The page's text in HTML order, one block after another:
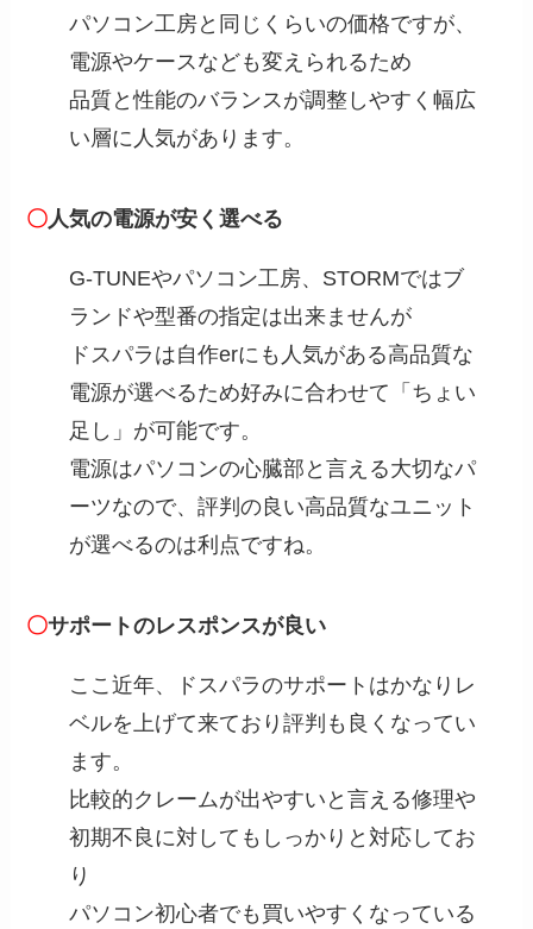
パソコン工房と同じくらいの価格ですが、
電源やケースなども変えられるため
品質と性能のバランスが調整しやすく幅広
い層に人気があります。
〇人気の電源が安く選べる
G-TUNEやパソコン工房、STORMではブ
ランドや型番の指定は出来ませんが
ドスパラは自作erにも人気がある高品質な
電源が選べるため好みに合わせて「ちょい
足し」が可能です。
電源はパソコンの心臓部と言える大切なパ
ーツなので、評判の良い高品質なユニット
が選べるのは利点ですね。
〇サポートのレスポンスが良い
ここ近年、ドスパラのサポートはかなりレ
ベルを上げて来ており評判も良くなってい
ます。
比較的クレームが出やすいと言える修理や
初期不良に対してもしっかりと対応してお
り
パソコン初心者でも買いやすくなっている